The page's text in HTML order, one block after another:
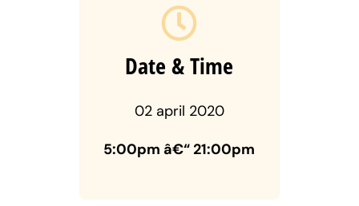
Date & Time
02 april 2020
5:00pm â€“ 21:00pm